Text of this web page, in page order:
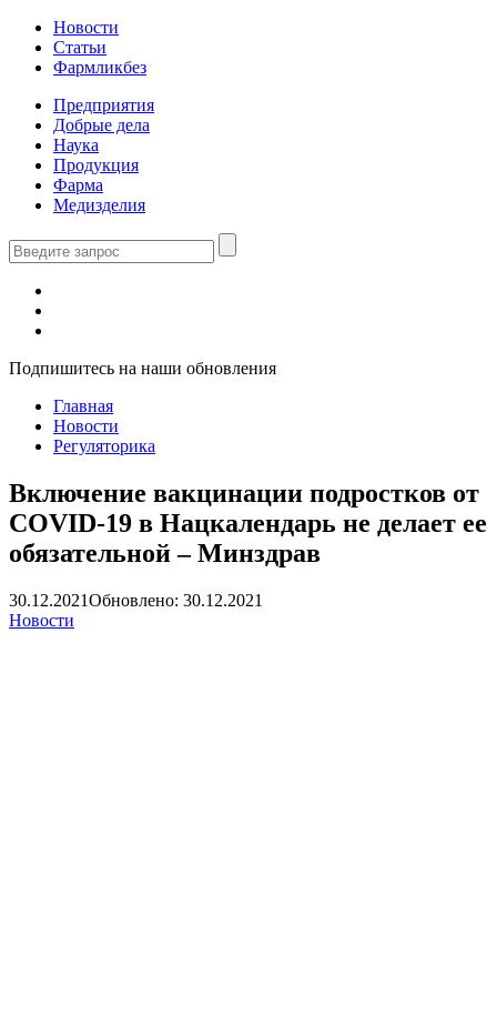
Новости
Статьи
Фармликбез
Предприятия
Добрые дела
Наука
Продукция
Фарма
Медизделия
Подпишитесь на наши обновления
Главная
Новости
Регуляторика
Включение вакцинации подростков от
COVID-19 в Нацкалендарь не делает ее
обязательной – Минздрав
30.12.2021Обновлено: 30.12.2021
Новости